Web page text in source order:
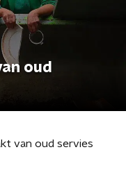
oud
van oud servies